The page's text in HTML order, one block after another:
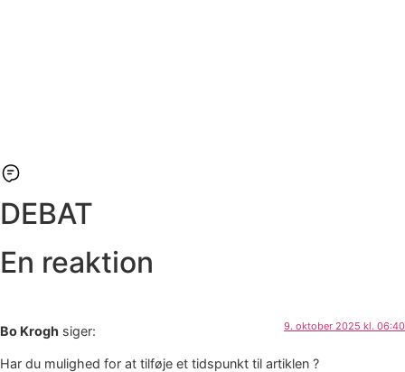
DEBAT
En reaktion
Bo Krogh siger: 9. oktober 2025 kl. 06:40
Har du mulighed for at tilføje et tidspunkt til artiklen ?